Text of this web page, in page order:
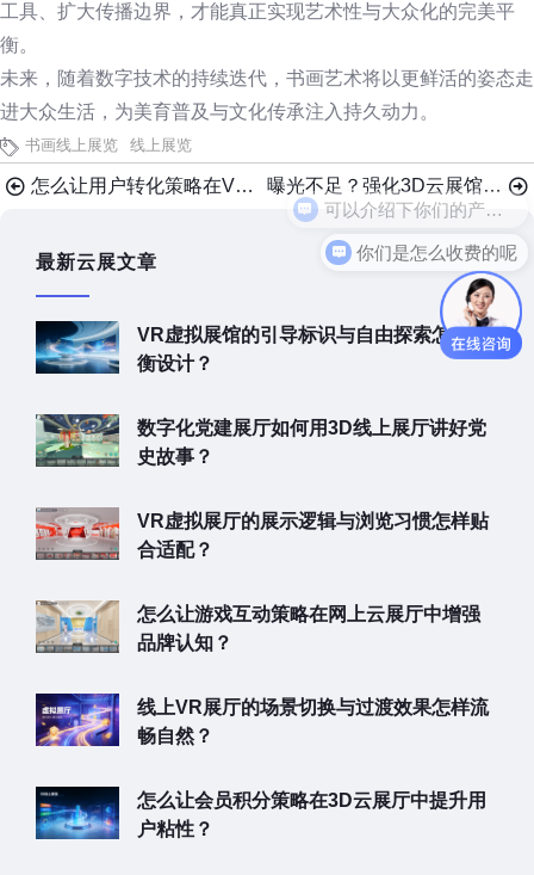
工具、扩大传播边界，才能真正实现艺术性与大众化的完美平
衡。
未来，随着数字技术的持续迭代，书画艺术将以更鲜活的姿态走
进大众生活，为美育普及与文化传承注入持久动力。
书画线上展览 线上展览
怎么让用户转化策略在VR云展厅中实现最大转化？ 曝光不足？强化3D云展馆传播推广渠道的5个方法
最新云展文章
VR虚拟展馆的引导标识与自由探索怎样平
衡设计？
数字化党建展厅如何用3D线上展厅讲好党
史故事？
VR虚拟展厅的展示逻辑与浏览习惯怎样贴
合适配？
怎么让游戏互动策略在网上云展厅中增强
品牌认知？
线上VR展厅的场景切换与过渡效果怎样流
畅自然？
怎么让会员积分策略在3D云展厅中提升用
户粘性？
你们是怎么收费的呢